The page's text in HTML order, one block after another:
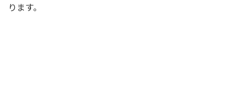
ります。